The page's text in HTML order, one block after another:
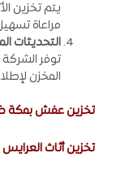
يتم تخزين
مراعاة
التحديثات
توفر الشركة
المخزن
تخزين عفش بمكة
تخزين أثاث